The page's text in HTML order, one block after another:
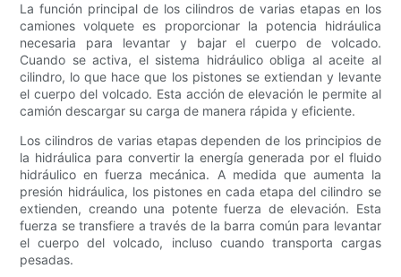
La función principal de los cilindros de varias etapas en los
camiones volquete es proporcionar la potencia hidráulica
necesaria para levantar y bajar el cuerpo de volcado.
Cuando se activa, el sistema hidráulico obliga al aceite al
cilindro, lo que hace que los pistones se extiendan y levante
el cuerpo del volcado. Esta acción de elevación le permite al
camión descargar su carga de manera rápida y eficiente.
Los cilindros de varias etapas dependen de los principios de
la hidráulica para convertir la energía generada por el fluido
hidráulico en fuerza mecánica. A medida que aumenta la
presión hidráulica, los pistones en cada etapa del cilindro se
extienden, creando una potente fuerza de elevación. Esta
fuerza se transfiere a través de la barra común para levantar
el cuerpo del volcado, incluso cuando transporta cargas
pesadas.